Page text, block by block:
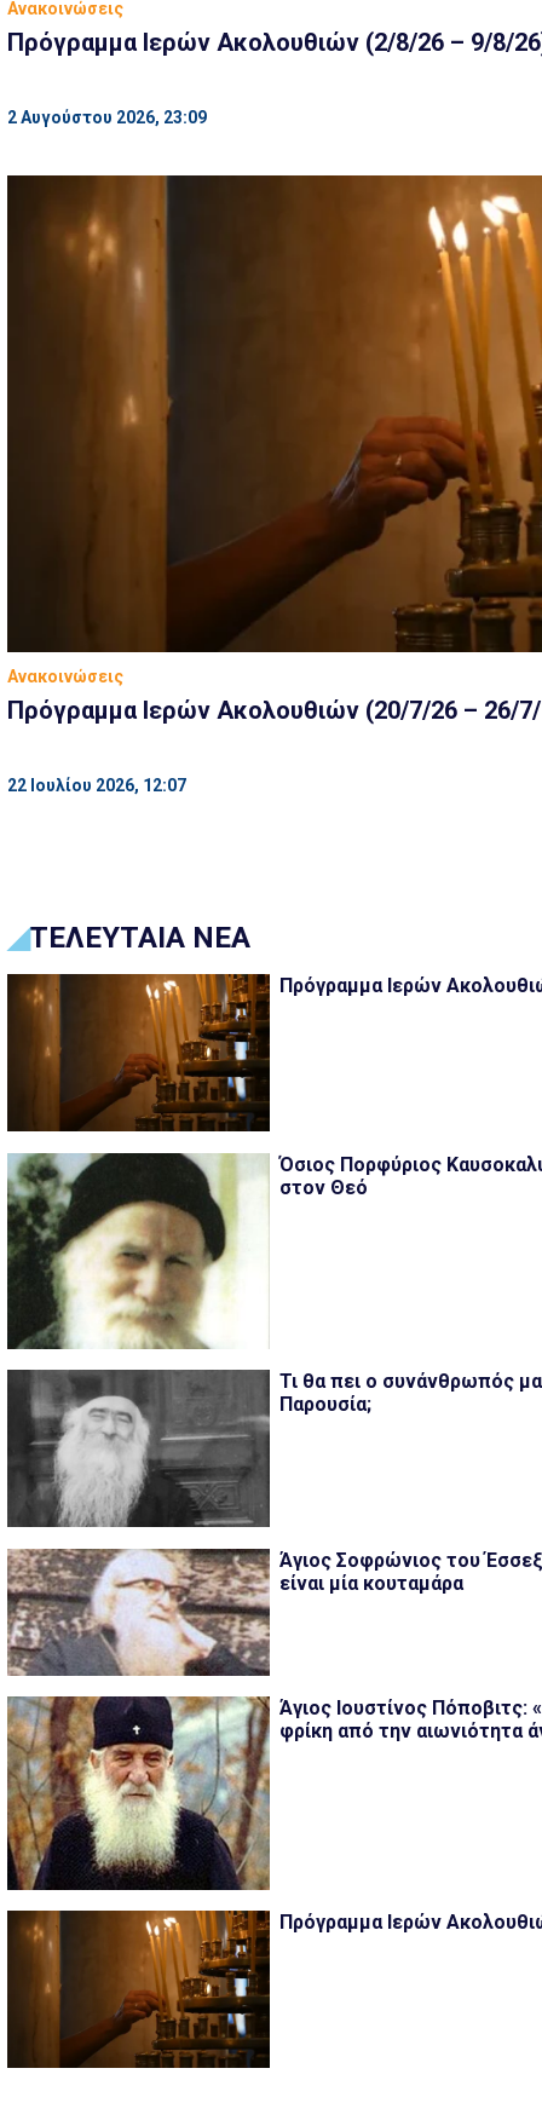
Ανακοινώσεις
Πρόγραμμα Ιερών Ακολουθιών (2/8/26 – 9/8/
2 Αυγούστου 2026, 23:09
Ανακοινώσεις
Πρόγραμμα Ιερών Ακολουθιών (20/7/26 – 26/
22 Ιουλίου 2026, 12:07
ΤΕΛΕΥΤΑΙΑ ΝΕΑ
Πρόγραμμα Ιερών
Όσιος Πορφύριος
στον Θεό
Τι θα πει ο συνάνθρωπός
Παρουσία;
Άγιος Σοφρώνιος του
είναι μία κουταμάρα
Άγιος Ιουστίνος Πόποβιτς:
φρίκη από την αιωνιότητα
Πρόγραμμα Ιερών